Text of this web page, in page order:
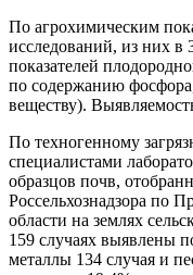
По агрохимическим
исследований, из них в
показателей
по содержанию
веществу).
По техногенному
специалистами
образцов почв,
Россельхознадзора по
области на землях
159 случаях выявлены
металлы 134 случая и